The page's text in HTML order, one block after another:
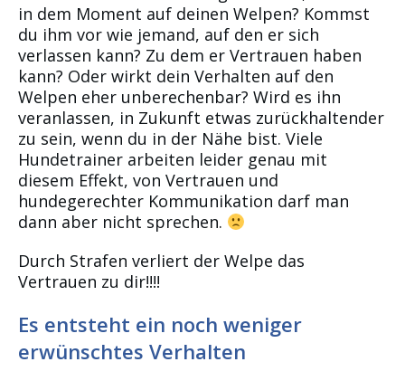
in dem Moment auf deinen Welpen? Kommst
du ihm vor wie jemand, auf den er sich
verlassen kann? Zu dem er Vertrauen haben
kann? Oder wirkt dein Verhalten auf den
Welpen eher unberechenbar? Wird es ihn
veranlassen, in Zukunft etwas zurückhaltender
zu sein, wenn du in der Nähe bist. Viele
Hundetrainer arbeiten leider genau mit
diesem Effekt, von Vertrauen und
hundegerechter Kommunikation darf man
dann aber nicht sprechen.
Durch Strafen verliert der Welpe das
Vertrauen zu dir!!!!
Es entsteht ein noch weniger
erwünschtes Verhalten